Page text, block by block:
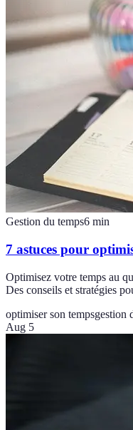
Gestion du temps6 min
7 astuces pour
Optimisez votre temps au
Des conseils et stratégies
optimiser son tempsgestion
Aug 5